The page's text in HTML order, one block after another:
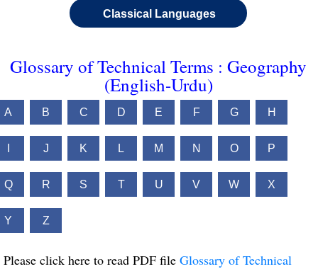
Classical Languages
Glossary of Technical Terms : Geography
(English-Urdu)
A B C D E F G H
J K L M N O P
Q R S T U V W X
Y Z
Please click here to read PDF file Glossary of Technical